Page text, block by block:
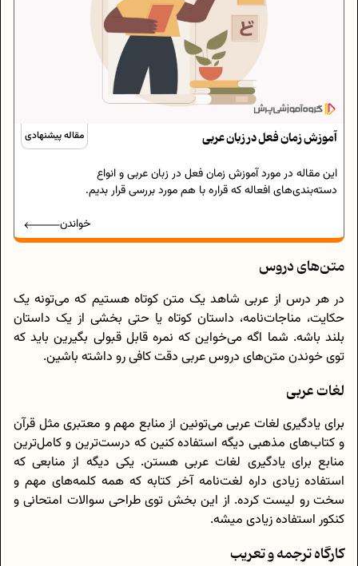
مقاله پیشنهادی آموزش زمان فعل در زبان عربی
این مقاله در مورد آموزش زمان فعل در زبان عربی و انواع
دسته‌بندی‌های افعاله که قراره با هم مورد بررسی قرار بدیم.
خواندن
متن‌های دروس
در هر درس از عربی شاهد یک متن کوتاه هستیم که می‌تونه یک
حکایت، مناجات‌نامه، داستان کوتاه یا حتی بخشی از یک داستان
بلند باشه. شما اگه می‌خواین که نمره‌ قابل قبولی بگیرین باید که
توی خوندن متن‌های دروس عربی دقت کافی رو داشته باشین.
لغات عربی
برای یادگیری لغات عربی می‌تونین از منابع مهم و معتبری مثل قرآن
و کتاب‌های مذهبی دیگه استفاده کنین که درست‌ترین و کامل‌ترین
منابع برای یادگیری لغات عربی هستن. یکی دیگه از منابعی که
استفاده‌ زیادی داره لغت‌نامه آخر کتابه که همه‌ کلمه‌های مهم و
سخت رو لیست کرده. از این بخش‌ توی طراحی سوالات امتحانی و
کنکور استفاده‌ زیادی میشه.
کارگاه ترجمه و تعریب